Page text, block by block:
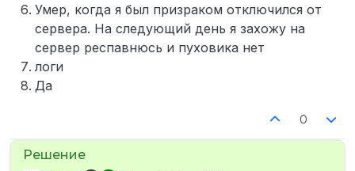
Умер, когда я был призраком отключился от
сервера. На следующий день я захожу на
сервер респавнюсь и пуховика нет
логи
Да
0